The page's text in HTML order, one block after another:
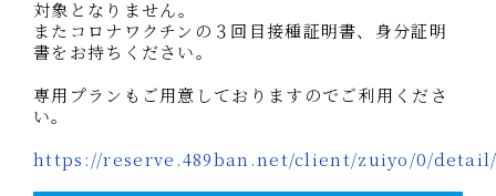
対象となりません。
またコロナワクチンの３回目接種証明書、身分証明
書をお持ちください。
専用プランもご用意しておりますのでご利用くださ
い。
https://reserve.489ban.net/client/zuiyo/0/detail/